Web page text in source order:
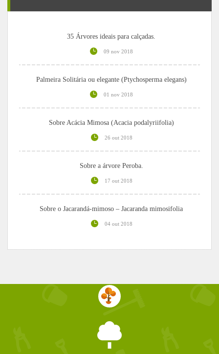
35 Árvores ideais para calçadas.
09 nov 2018
Palmeira Solitária ou elegante (Ptychosperma elegans)
01 nov 2018
Sobre Acácia Mimosa (Acacia podalyriifolia)
26 out 2018
Sobre a árvore Peroba.
17 out 2018
Sobre o Jacarandá-mimoso – Jacaranda mimosifolia
04 out 2018